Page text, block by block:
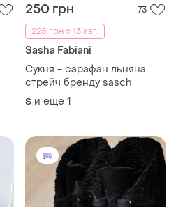
250 грн
73
225 грн с 13 авг.
Sasha Fabiani
Сукня - сарафан льняна
стрейч бренду sasch
S и еще 1